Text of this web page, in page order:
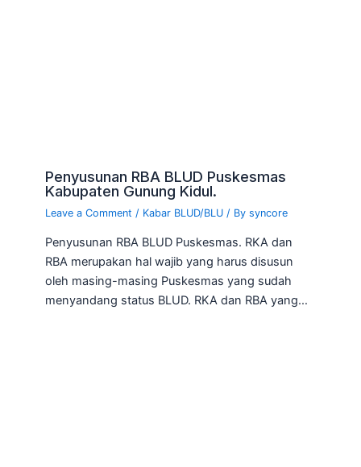
Penyusunan RBA BLUD Puskesmas
Kabupaten Gunung Kidul.
Leave a Comment / Kabar BLUD/BLU / Bysyncore
Penyusunan RBA BLUD Puskesmas. RKA dan
RBA merupakan hal wajib yang harus disusun
oleh masing-masing Puskesmas yang sudah
menyandang status BLUD. RKA dan RBA yang…